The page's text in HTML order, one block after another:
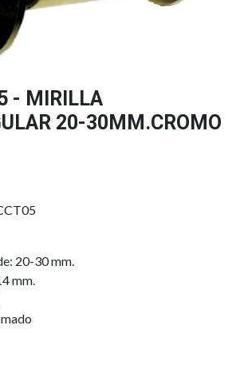
- MIRILLA
20-30MM.CROMO
20-30 mm.
mm.